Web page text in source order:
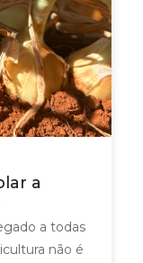
a
a todas
não é